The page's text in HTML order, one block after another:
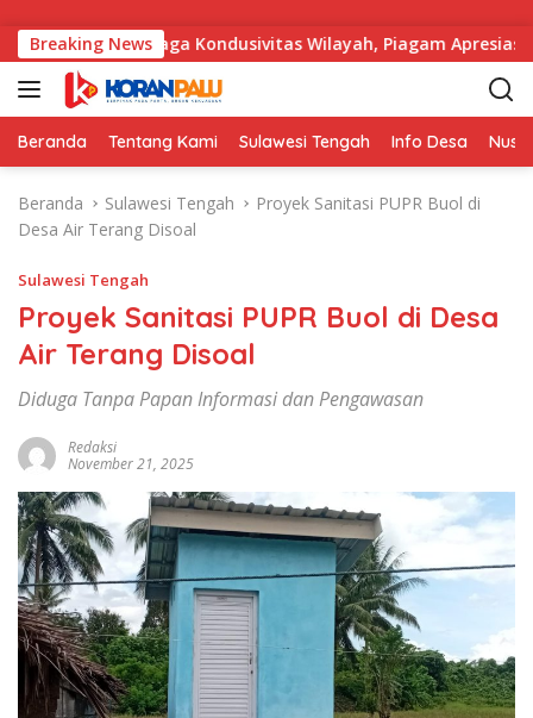
Breaking News
Menjaga Kondusivitas Wilayah, Piagam Apresiasi
Beranda Tentang Kami Sulawesi Tengah Info Desa
Beranda Sulawesi Tengah
Proyek Sanitasi PUPR Buol di
Desa Air Terang Disoal
Sulawesi Tengah
Proyek Sanitasi PUPR Buol di Desa
Air Terang Disoal
Diduga Tanpa Papan Informasi dan Pengawasan
Redaksi
November 21, 2025